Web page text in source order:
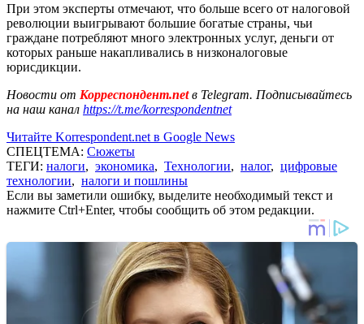
При этом эксперты отмечают, что больше всего от налоговой
революции выигрывают большие богатые страны, чьи
граждане потребляют много электронных услуг, деньги от
которых раньше накапливались в низконалоговые
юрисдикции.
Новости от Корреспондент.netв Telegram. Подписывайтесь
на наш канал https://t.me/korrespondentnet
Читайте Korrespondent.net в Google News
СПЕЦТЕМА: Сюжеты
ТЕГИ: налоги, экономика, Технологии, налог, цифровые
технологии, налоги и пошлины
Если вы заметили ошибку, выделите необходимый текст и
нажмите Ctrl+Enter, чтобы сообщить об этом редакции.